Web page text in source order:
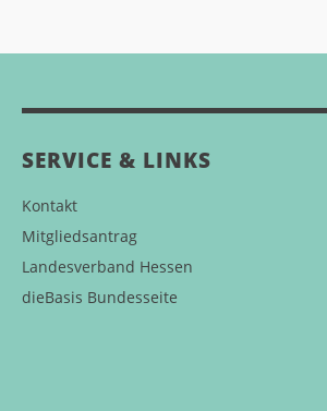
SERVICE & LINKS
Kontakt
Mitgliedsantrag
Landesverband Hessen
dieBasis Bundesseite